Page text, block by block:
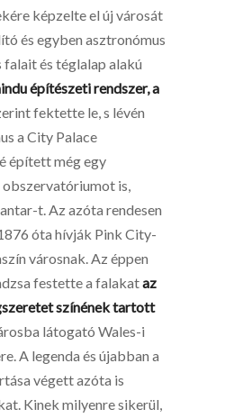
képzelte el új városát
és egyben asztronómus
falait és téglalap alakú
építészeti rendszer, a
fektette le, s lévén
a City Palace
épített még egy
is,
t. Az azóta rendesen
óta hívják Pink City-
városnak. Az éppen
festette a falakataz
színének tartott
látogató Wales-i
A legenda és újabban a
végett azóta is
Kinek milyenre sikerül,